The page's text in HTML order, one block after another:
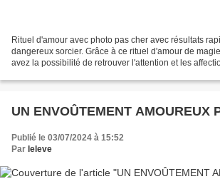
Rituel d'amour avec photo pas cher avec résultats
dangereux sorcier. Grâce à ce rituel d'amour de
avez la possibilité de retrouver l'attention et les
UN ENVOÛTEMENT AMOUREUX
Publié le 03/07/2024 à 15:52
Par leleve